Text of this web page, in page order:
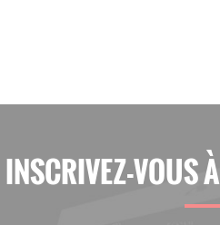
INSCRIVEZ-VOUS À